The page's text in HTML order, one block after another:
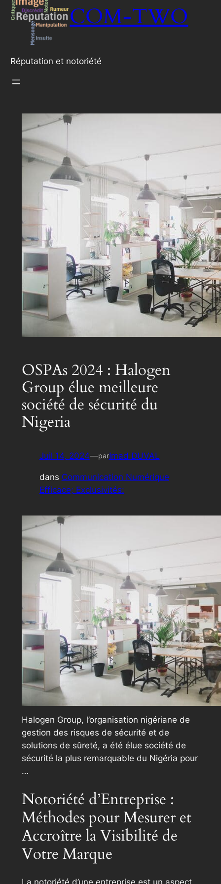
COM-TWO
Réputation et notoriété
OSPAs 2024 : Halogen
Group élue meilleure
société de sécurité du
Nigeria
Juil 14, 2024—parImad DUVAL
dans Communication Numérique
Efficace; Exclusivités:
Halogen Group, l’organisation nigériane de
gestion des risques de sécurité et de
solutions de sûreté, a été élue société de
sécurité la plus remarquable du Nigéria pour
…
Notoriété d’Entreprise :
Méthodes pour Mesurer et
Accroître la Visibilité de
Votre Marque